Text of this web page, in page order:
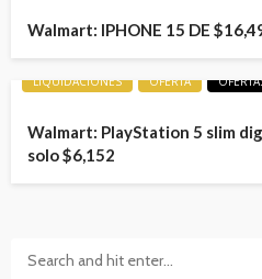
Walmart: IPHONE 15 DE
LIQUIDACIONES OFERTA
Walmart: PlayStation 5 slim
solo $6,152